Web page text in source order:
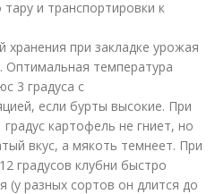
и транспортировки к
при закладке урожая
Оптимальная температура
3 градуса с
если бурты высокие. При
картофель не гниет, но
вкус, а мякоть темнеет. При
градусов клубни быстро
(у разных сортов он длится до